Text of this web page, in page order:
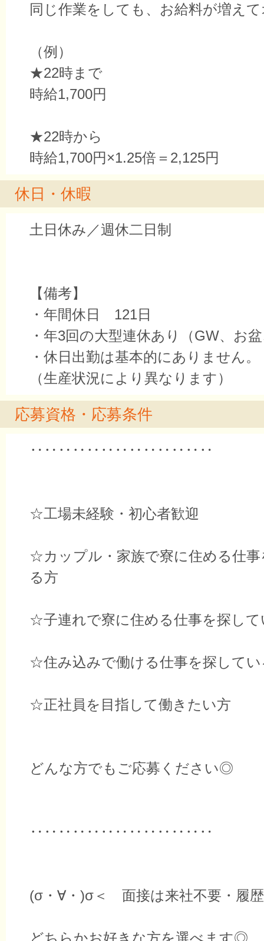
同じ作業をしても、お給料が増え
（例）
★22時まで
時給1,700円
★22時から
時給1,700円×1.25倍＝2,125円
休日・休暇
土日休み／週休二日制
【備考】
・年間休日 121日
・年3回の大型連休あり（GW、お
・休日出勤は基本的にありません。
（生産状況により異なります）
応募資格・応募条件
‥‥‥‥‥‥‥‥‥‥‥‥‥
☆工場未経験・初心者歓迎
☆カップル・家族で寮に住める仕
る方
☆子連れで寮に住める仕事を探して
☆住み込みで働ける仕事を探してい
☆正社員を目指して働きたい方
どんな方でもご応募ください◎
‥‥‥‥‥‥‥‥‥‥‥‥‥
(σ・∀・)σ＜ 面接は来社不要・履
どちらかお好きな方を選べます◎